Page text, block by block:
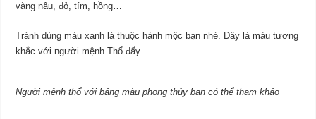
vàng nâu, đỏ, tím, hồng…
Tránh dùng màu xanh lá thuộc hành mộc bạn nhé. Đây là màu tương
khắc với người mệnh Thổ đấy.
Người mệnh thổ với bảng màu phong thủy bạn có thể tham khảo